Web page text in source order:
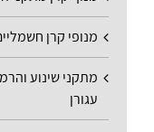
מנופי קרן
מתקני שינוע
עגורן